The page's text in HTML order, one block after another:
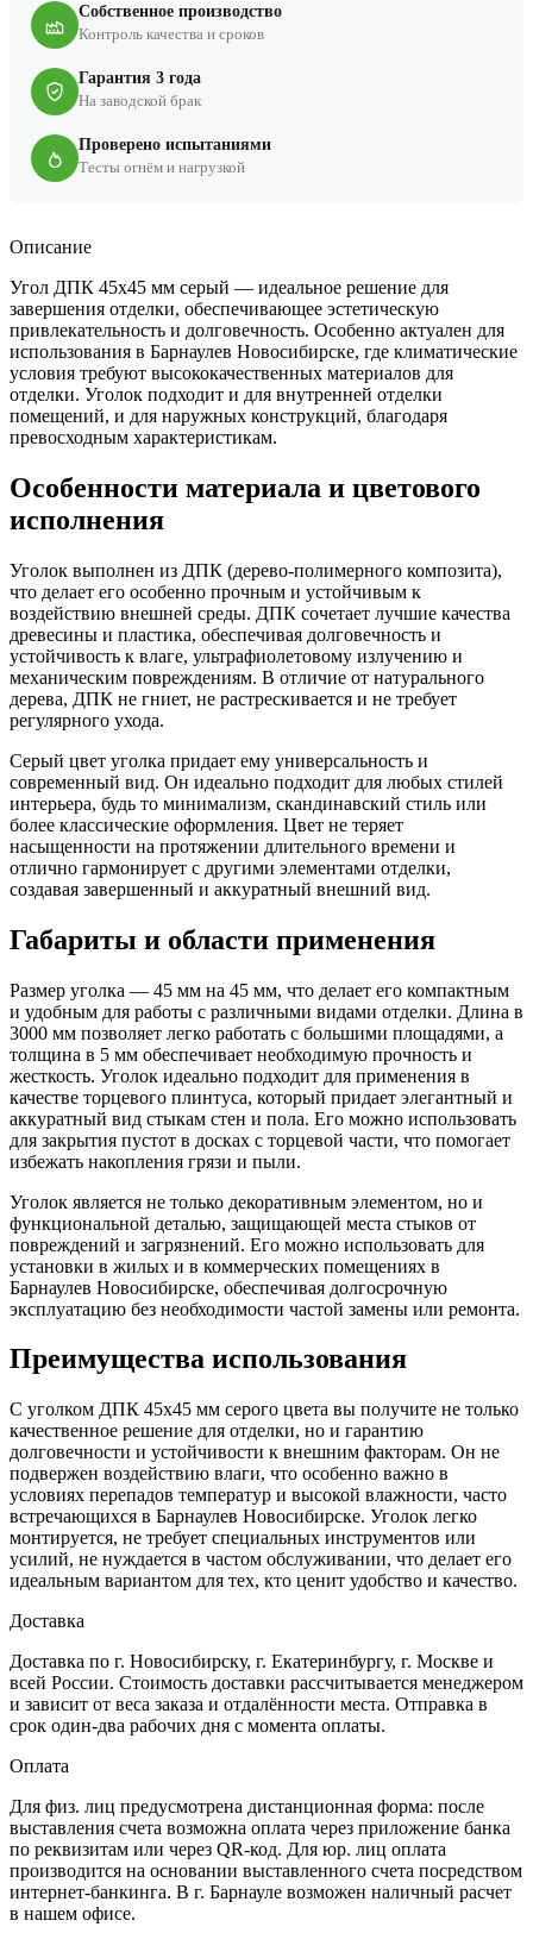
Собственное производство
Контроль качества и сроков
Гарантия 3 года
На заводской брак
Проверено испытаниями
Тесты огнём и нагрузкой
Описание
Угол ДПК 45x45 мм серый — идеальное решение для
завершения отделки, обеспечивающее эстетическую
привлекательность и долговечность. Особенно актуален для
использования в Барнаулев Новосибирске, где климатические
условия требуют высококачественных материалов для
отделки. Уголок подходит и для внутренней отделки
помещений, и для наружных конструкций, благодаря
превосходным характеристикам.
Особенности материала и цветового
исполнения
Уголок выполнен из ДПК (дерево-полимерного композита),
что делает его особенно прочным и устойчивым к
воздействию внешней среды. ДПК сочетает лучшие качества
древесины и пластика, обеспечивая долговечность и
устойчивость к влаге, ультрафиолетовому излучению и
механическим повреждениям. В отличие от натурального
дерева, ДПК не гниет, не растрескивается и не требует
регулярного ухода.
Серый цвет уголка придает ему универсальность и
современный вид. Он идеально подходит для любых стилей
интерьера, будь то минимализм, скандинавский стиль или
более классические оформления. Цвет не теряет
насыщенности на протяжении длительного времени и
отлично гармонирует с другими элементами отделки,
создавая завершенный и аккуратный внешний вид.
Габариты и области применения
Размер уголка — 45 мм на 45 мм, что делает его компактным
и удобным для работы с различными видами отделки. Длина в
3000 мм позволяет легко работать с большими площадями, а
толщина в 5 мм обеспечивает необходимую прочность и
жесткость. Уголок идеально подходит для применения в
качестве торцевого плинтуса, который придает элегантный и
аккуратный вид стыкам стен и пола. Его можно использовать
для закрытия пустот в досках с торцевой части, что помогает
избежать накопления грязи и пыли.
Уголок является не только декоративным элементом, но и
функциональной деталью, защищающей места стыков от
повреждений и загрязнений. Его можно использовать для
установки в жилых и в коммерческих помещениях в
Барнаулев Новосибирске, обеспечивая долгосрочную
эксплуатацию без необходимости частой замены или ремонта.
Преимущества использования
С уголком ДПК 45x45 мм серого цвета вы получите не только
качественное решение для отделки, но и гарантию
долговечности и устойчивости к внешним факторам. Он не
подвержен воздействию влаги, что особенно важно в
условиях перепадов температур и высокой влажности, часто
встречающихся в Барнаулев Новосибирске. Уголок легко
монтируется, не требует специальных инструментов или
усилий, не нуждается в частом обслуживании, что делает его
идеальным вариантом для тех, кто ценит удобство и качество.
Доставка
Доставка по г. Новосибирску, г. Екатеринбургу, г. Москве и
всей России. Стоимость доставки рассчитывается менеджером
и зависит от веса заказа и отдалённости места. Отправка в
срок один-два рабочих дня с момента оплаты.
Оплата
Для физ. лиц предусмотрена дистанционная форма: после
выставления счета возможна оплата через приложение банка
по реквизитам или через QR-код. Для юр. лиц оплата
производится на основании выставленного счета посредством
интернет-банкинга. В г. Барнауле возможен наличный расчет
в нашем офисе.